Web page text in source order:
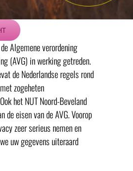
Algemene verordening
(AVG) in werking getreden.
de Nederlandse regels rond
zogeheten
het NUT Noord-Beveland
de eisen van de AVG. Voorop
zeer serieus nemen en
uw gegevens uiteraard